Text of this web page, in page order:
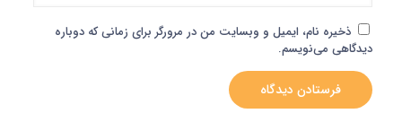
ذخیره نام، ایمیل و وبسایت من در مرورگر برای زمانی که دوباره
دیدگاهی می‌نویسم.